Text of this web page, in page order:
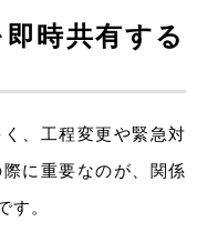
時共有する
、工程変更や緊急対
に重要なのが、関係
。